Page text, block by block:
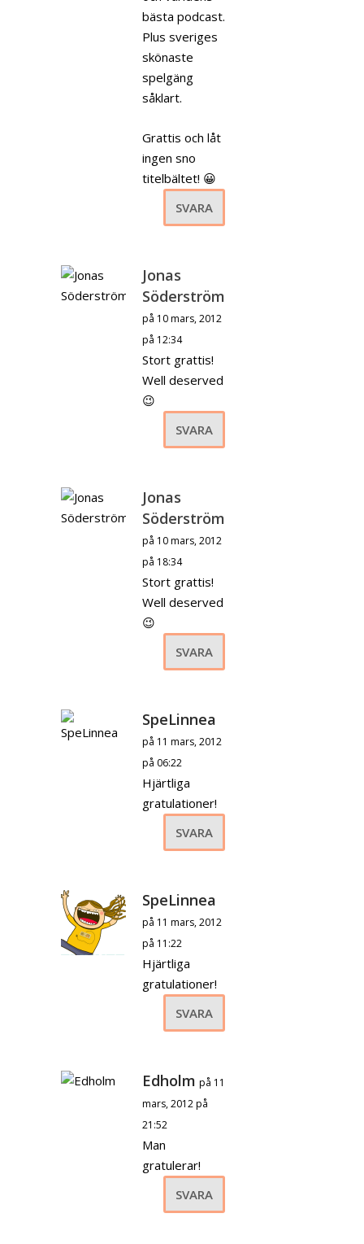
bästa podcast.
Plus sveriges
skönaste
spelgäng
såklart.
Grattis och låt
ingen sno
titelbältet! 😀
SVARA
Jonas
Söderström
på 10 mars, 2012
på 12:34
Stort grattis!
Well deserved
😉
SVARA
Jonas
Söderström
på 10 mars, 2012
på 18:34
Stort grattis!
Well deserved
😉
SVARA
SpeLinnea
på 11 mars, 2012
på 06:22
Hjärtliga
gratulationer!
SVARA
SpeLinnea
på 11 mars, 2012
på 11:22
Hjärtliga
gratulationer!
SVARA
Edholm på 11
mars, 2012 på
21:52
Man
gratulerar!
SVARA